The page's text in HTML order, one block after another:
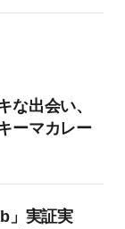
な出会い、
ーマカレー
」実証実